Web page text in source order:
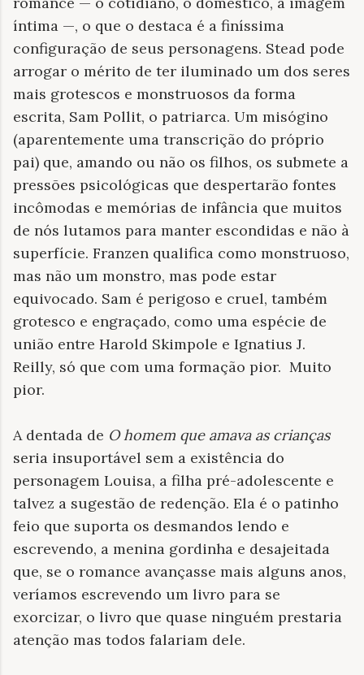
íntima —, o que o destaca é a finíssima
configuração de seus personagens. Stead pode
arrogar o mérito de ter iluminado um dos seres
mais grotescos e monstruosos da forma
escrita, Sam Pollit, o patriarca. Um misógino
(aparentemente uma transcrição do próprio
pai) que, amando ou não os filhos, os submete a
pressões psicológicas que despertarão fontes
incômodas e memórias de infância que muitos
de nós lutamos para manter escondidas e não à
superfície. Franzen qualifica como monstruoso,
mas não um monstro, mas pode estar
equivocado. Sam é perigoso e cruel, também
grotesco e engraçado, como uma espécie de
união entre Harold Skimpole e Ignatius J.
Reilly, só que com uma formação pior. Muito
pior.
A dentada de O homem que amava as crianças
seria insuportável sem a existência do
personagem Louisa, a filha pré-adolescente e
talvez a sugestão de redenção. Ela é o patinho
feio que suporta os desmandos lendo e
escrevendo, a menina gordinha e desajeitada
que, se o romance avançasse mais alguns anos,
veríamos escrevendo um livro para se
exorcizar, o livro que quase ninguém prestaria
atenção mas todos falariam dele.